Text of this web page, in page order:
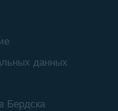
данных
Бердска